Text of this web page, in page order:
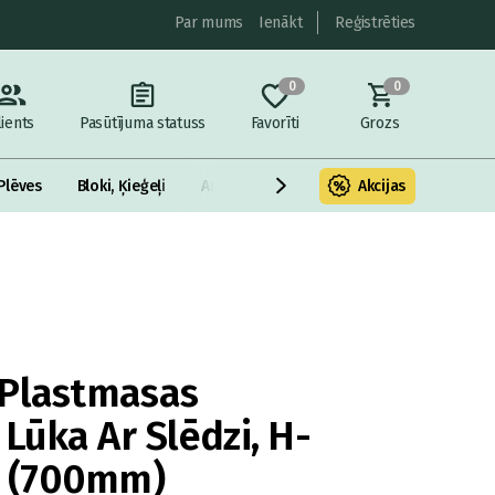
Par mums Ienākt Reģistrēties
Pasūtījuma statuss
0
Favorīti
0
Grozs
Bloki, Ķieģeļi Armatūra un metāls Fasādes
Akcijas
Ar Slēdzi, H-